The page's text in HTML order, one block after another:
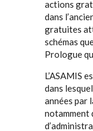
actions
dans
gratuites
schémas
Prologue
L’ASAMIS
dans
années par
notamment